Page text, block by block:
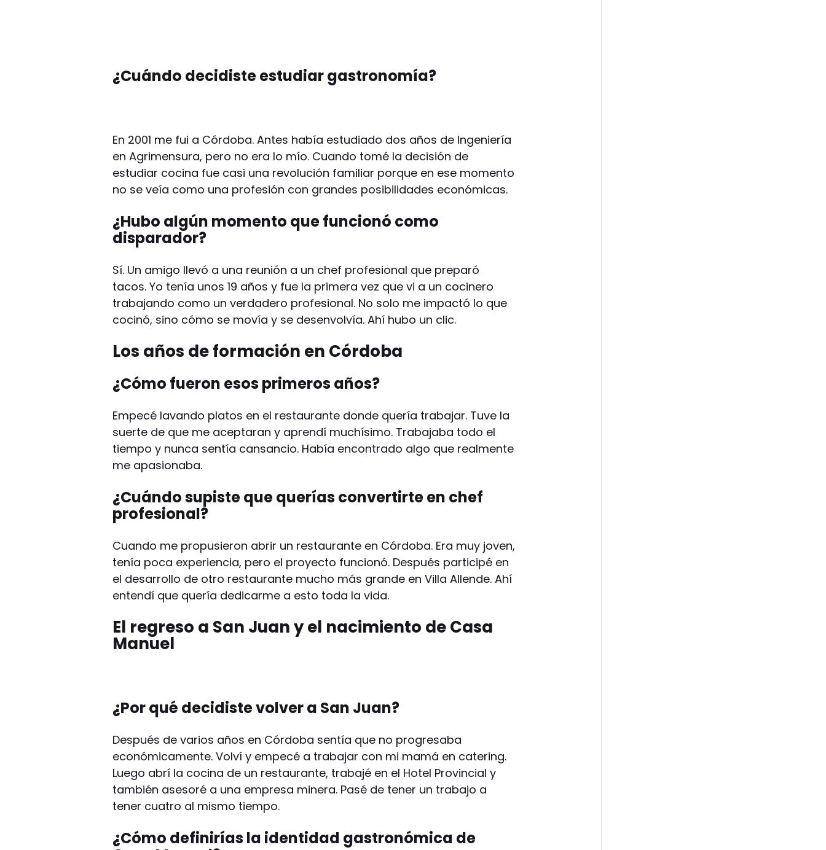
¿Cuándo decidiste estudiar gastronomía?
En 2001 me fui a Córdoba. Antes había estudiado dos años de Ingeniería
en Agrimensura, pero no era lo mío. Cuando tomé la decisión de
estudiar cocina fue casi una revolución familiar porque en ese momento
no se veía como una profesión con grandes posibilidades económicas.
¿Hubo algún momento que funcionó como
disparador?
Sí. Un amigo llevó a una reunión a un chef profesional que preparó
tacos. Yo tenía unos 19 años y fue la primera vez que vi a un cocinero
trabajando como un verdadero profesional. No solo me impactó lo que
cocinó, sino cómo se movía y se desenvolvía. Ahí hubo un clic.
Los años de formación en Córdoba
¿Cómo fueron esos primeros años?
Empecé lavando platos en el restaurante donde quería trabajar. Tuve la
suerte de que me aceptaran y aprendí muchísimo. Trabajaba todo el
tiempo y nunca sentía cansancio. Había encontrado algo que realmente
me apasionaba.
¿Cuándo supiste que querías convertirte en chef
profesional?
Cuando me propusieron abrir un restaurante en Córdoba. Era muy joven,
tenía poca experiencia, pero el proyecto funcionó. Después participé en
el desarrollo de otro restaurante mucho más grande en Villa Allende. Ahí
entendí que quería dedicarme a esto toda la vida.
El regreso a San Juan y el nacimiento de Casa
Manuel
¿Por qué decidiste volver a San Juan?
Después de varios años en Córdoba sentía que no progresaba
económicamente. Volví y empecé a trabajar con mi mamá en catering.
Luego abrí la cocina de un restaurante, trabajé en el Hotel Provincial y
también asesoré a una empresa minera. Pasé de tener un trabajo a
tener cuatro al mismo tiempo.
¿Cómo definirías la identidad gastronómica de